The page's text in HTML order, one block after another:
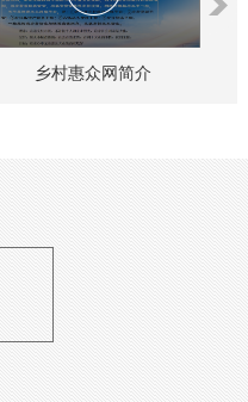
乡村惠众网简介